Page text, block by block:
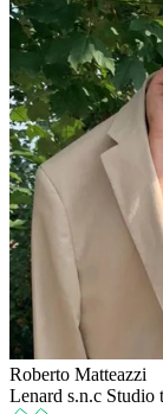
Roberto Matteazzi
Lenard s.n.c Studio